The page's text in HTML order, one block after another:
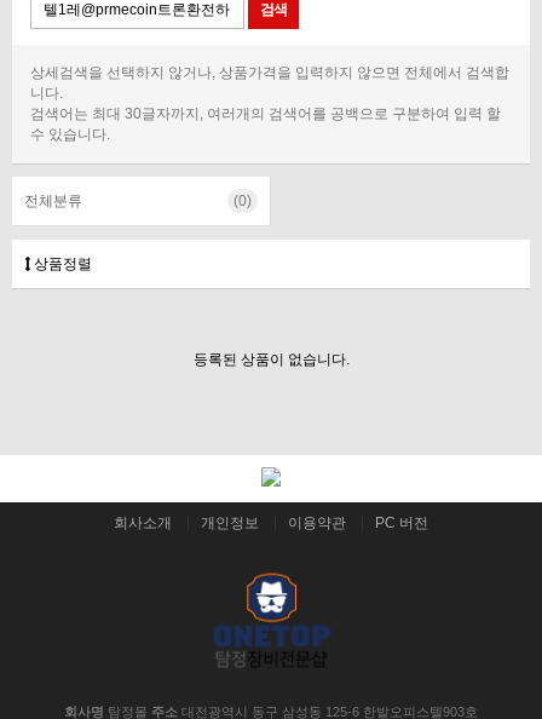
상세검색을 선택하지 않거나, 상품가격을 입력하지 않으면 전체에서 검색합
니다.
검색어는 최대 30글자까지, 여러개의 검색어를 공백으로 구분하여 입력 할
수 있습니다.
전체분류 (0)
상품정렬
등록된 상품이 없습니다.
회사소개 개인정보 이용약관 PC 버전
회사명 탐정몰 주소 대전광역시 동구 삼성동 125-6 한밭오피스텔903호